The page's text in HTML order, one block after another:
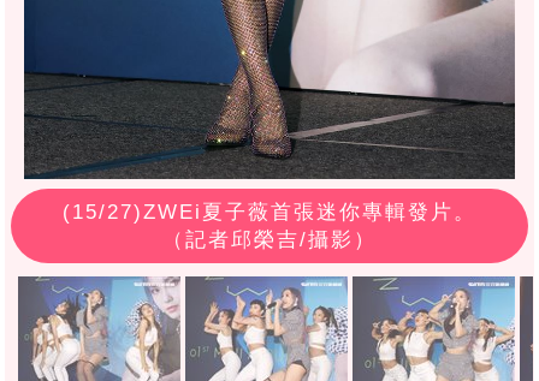
(15/27)ZWEi夏子薇首張迷你專輯發片。
（記者邱榮吉/攝影）